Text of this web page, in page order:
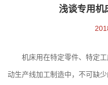
浅谈专用机
机床用在特定零件、特定
动生产线加工制造中，不可缺